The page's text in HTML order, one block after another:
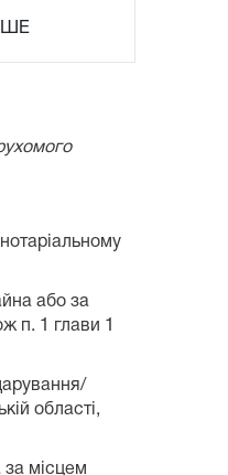
або за
п. 1 глави 1
області,
за місцем